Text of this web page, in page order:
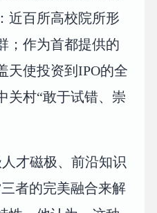
近百所高校院所形
；作为首都提供的
天使投资到IPO的全
关村“敢于试错、崇
才磁极、前沿知识
者的完美融合来解